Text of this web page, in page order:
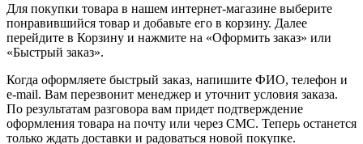
Для покупки товара в нашем интернет-магазине выберите
понравившийся товар и добавьте его в корзину. Далее
перейдите в Корзину и нажмите на «Оформить заказ» или
«Быстрый заказ».
Когда оформляете быстрый заказ, напишите ФИО, телефон и
e-mail. Вам перезвонит менеджер и уточнит условия заказа.
По результатам разговора вам придет подтверждение
оформления товара на почту или через СМС. Теперь останется
только ждать доставки и радоваться новой покупке.